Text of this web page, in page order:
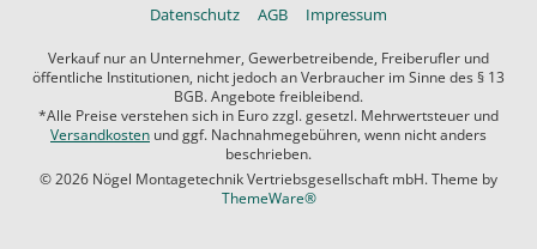
Datenschutz AGB Impressum
Verkauf nur an Unternehmer, Gewerbetreibende, Freiberufler und
öffentliche Institutionen, nicht jedoch an Verbraucher im Sinne des § 13
BGB. Angebote freibleibend.
*Alle Preise verstehen sich in Euro zzgl. gesetzl. Mehrwertsteuer und
Versandkosten und ggf. Nachnahmegebühren, wenn nicht anders
beschrieben.
© 2026 Nögel Montagetechnik Vertriebsgesellschaft mbH. Theme by
ThemeWare®